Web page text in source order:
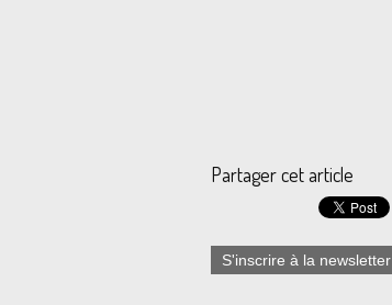
Partager cet article
S'inscrire à la newsletter